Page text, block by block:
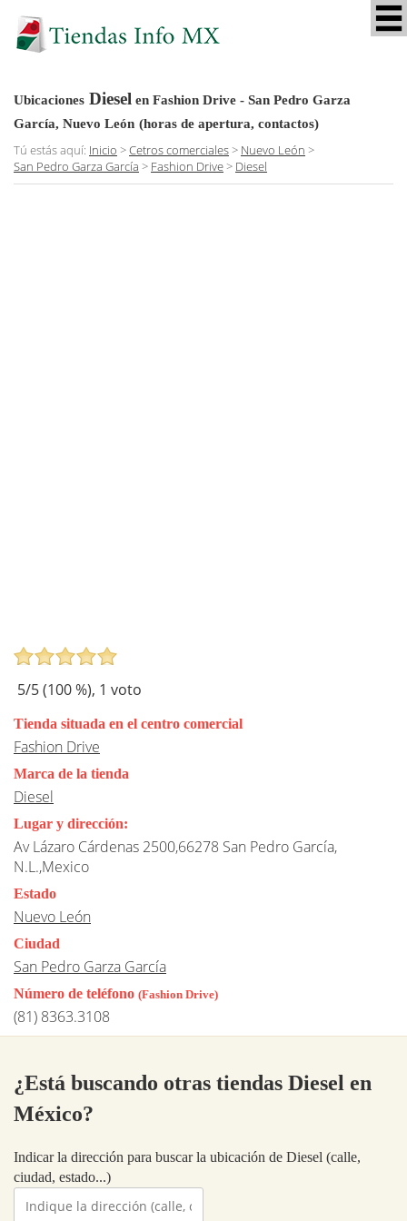
Ubicaciones Diesel en Fashion Drive - San Pedro Garza
García, Nuevo León (horas de apertura, contactos)
Tú estás aquí: Inicio >Cetros comerciales> Nuevo León >
San Pedro Garza García > Fashion Drive> Diesel
5/5 (100%), 1 voto
Tienda situada en el centro comercial
Fashion Drive
Marca de la tienda
Diesel
Lugar y dirección:
Av Lázaro Cárdenas 2500,66278 San Pedro García,
N.L.,Mexico
Estado
Nuevo León
Ciudad
San Pedro Garza García
Número de teléfono (Fashion Drive)
(81) 8363.3108
¿Está buscando otras tiendas Diesel en
México?
Indicar la dirección para buscar la ubicación de Diesel (calle,
ciudad, estado...)